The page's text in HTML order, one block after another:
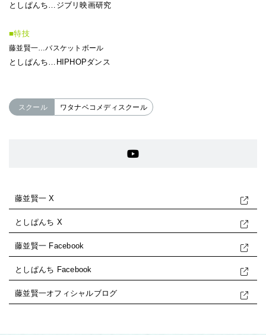
としぱんち…ジブリ映画研究
■特技
藤並賢一…バスケットボール
としぱんち…HIPHOPダンス
スクール ワタナベコメディスクール
藤並賢一 X
としぱんち X
藤並賢一 Facebook
としぱんち Facebook
藤並賢一オフィシャルブログ